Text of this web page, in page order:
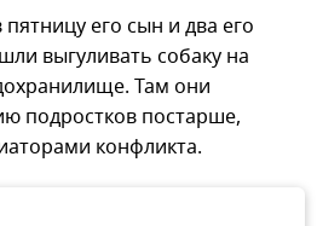
его сын и два его
выгуливать собаку на
Там они
подростков постарше,
конфликта.